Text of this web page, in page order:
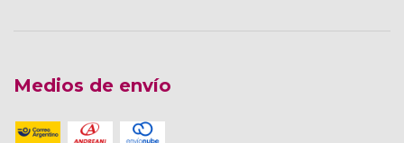
Medios de envío